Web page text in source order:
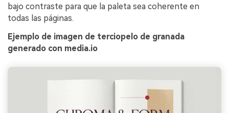
bajo contraste para que la paleta sea coherente en
todas las páginas.
Ejemplo de imagen de terciopelo de granada
generado con media.io